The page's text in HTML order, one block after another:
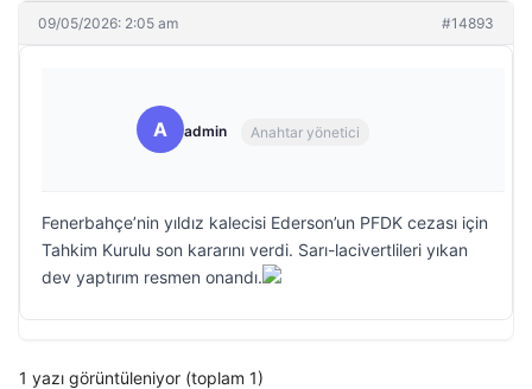
09/05/2026: 2:05 am #14893
A admin Anahtar yönetici
Fenerbahçe’nin yıldız kalecisi Ederson’un PFDK cezası için
Tahkim Kurulu son kararını verdi. Sarı-lacivertlileri yıkan
dev yaptırım resmen onandı.
1 yazı görüntüleniyor (toplam 1)